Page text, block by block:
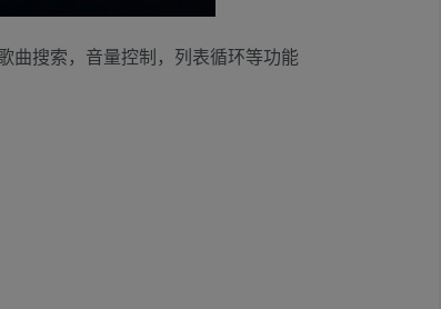
曲搜索，音量控制，列表循环等功能